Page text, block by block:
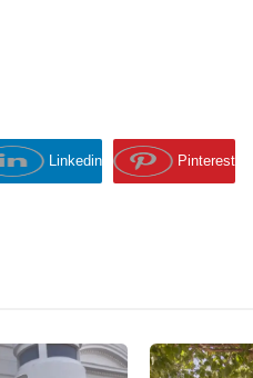
Linkedin Pinterest